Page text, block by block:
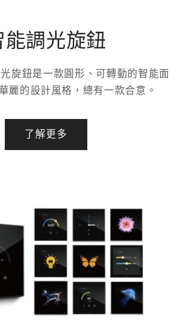
能調光旋鈕
旋鈕是一款圓形、可轉動的智能面
麗的設計風格，總有一款合意。
了解更多